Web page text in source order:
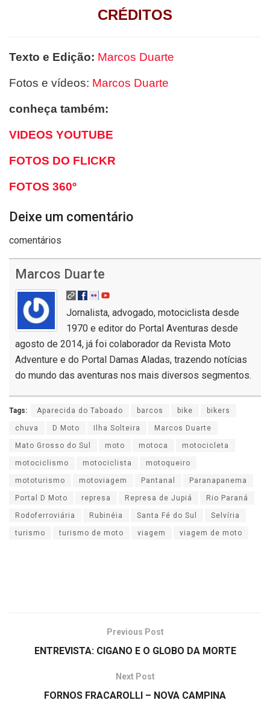
CRÉDITOS
Texto e Edição: Marcos Duarte
Fotos e vídeos: Marcos Duarte
conheça também:
VIDEOS YOUTUBE
FOTOS DO FLICKR
FOTOS 360º
Deixe um comentário
comentários
Marcos Duarte
Jornalista, advogado, motociclista desde
1970 e editor do Portal Aventuras desde
agosto de 2014, já foi colaborador da Revista Moto
Adventure e do Portal Damas Aladas, trazendo notícias
do mundo das aventuras nos mais diversos segmentos.
Tags: Aparecida do Taboado barcos bike bikers
chuva D Moto Ilha Solteira Marcos Duarte
Mato Grosso do Sul moto motoca motocicleta
motociclismo motociclista motoqueiro
mototurismo motoviagem Pantanal Paranapanema
Portal D Moto represa Represa de Jupiá Rio Paraná
Rodoferroviária Rubinéia Santa Fé do Sul Selvíria
turismo turismo de moto viagem viagem de moto
Previous Post
ENTREVISTA: CIGANO E O GLOBO DA MORTE
Next Post
FORNOS FRACAROLLI – NOVA CAMPINA